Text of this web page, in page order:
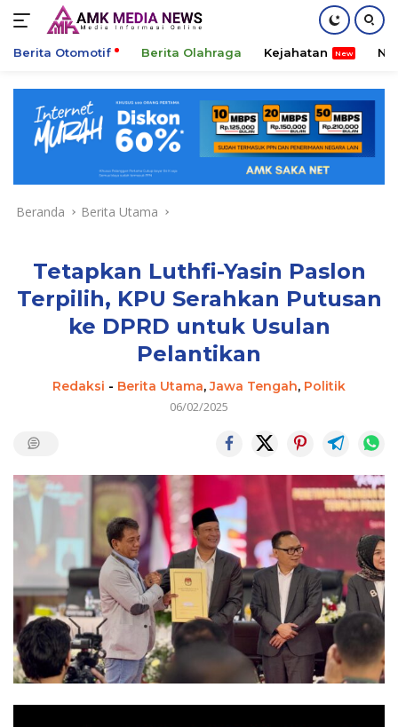
konten
Berita Otomotif Berita Olahraga Kejahatan
Beranda Berita Utama
Tetapkan Luthfi-Yasin Paslon
Terpilih, KPU Serahkan Putusan
ke DPRD untuk Usulan
Pelantikan
Redaksi - Berita Utama,Jawa Tengah, Politik
06/02/2025